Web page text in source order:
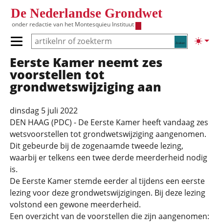
De Nederlandse Grondwet
onder redactie van het Montesquieu Instituut
Zoeken
Primair menu tonen/verbergen
Hoofdnavigatie
Eerste Kamer neemt zes
voorstellen tot
grondwetswijziging aan
dinsdag 5 juli 2022
DEN HAAG (PDC) - De Eerste Kamer heeft vandaag zes
wetsvoorstellen tot grondwetswijziging aangenomen.
Dit gebeurde bij de zogenaamde tweede lezing,
waarbij er telkens een twee derde meerderheid nodig
is.
De Eerste Kamer stemde eerder al tijdens een eerste
lezing voor deze grondwetswijzigingen. Bij deze lezing
volstond een gewone meerderheid.
Een overzicht van de voorstellen die zijn aangenomen: